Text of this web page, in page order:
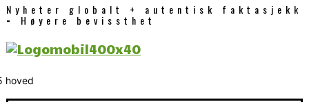
Nyheter globalt + autentisk faktasjekk
= Høyere bevissthet